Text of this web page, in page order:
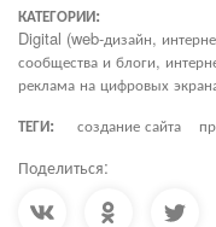
КАТЕГОРИИ:
Digital (web-дизайн,
сообщества и блоги,
реклама на цифровых
ТЕГИ:
создание сайта
Поделиться: